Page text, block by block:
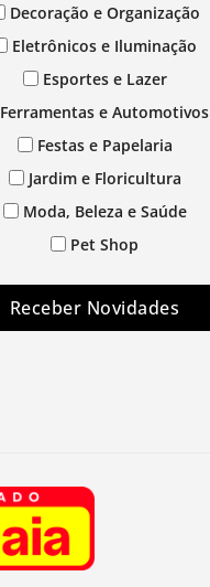
Decoração e Organização
Eletrônicos e Iluminação
Esportes e Lazer
Ferramentas e Automotivos
Festas e Papelaria
Jardim e Floricultura
Moda, Beleza e Saúde
Pet Shop
Receber Novidades